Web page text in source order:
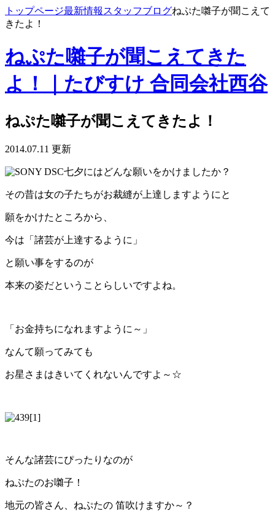
トップページ最新情報 スタッフブログねぷた囃子が聞こえて
きたよ！
ねぷた囃子が聞こえてきた
よ！｜たびすけ 合同会社西谷
ねぷた囃子が聞こえてきたよ！
2014.07.11 更新
七夕にはどんな願いをかけましたか？
その昔は女の子たちがお裁縫が上達しますようにと
願をかけたところから、
今は「諸芸が上達するように」
と願い事をするのが
本来の姿だということらしいですよね。
「お金持ちになれますように～」
なんて願ってみても
お星さまはきいてくれないんですよ～☆
そんな諸芸にぴったりなのが
ねぷたのお囃子！
地元の皆さん、ねぷたの 笛吹けますか～？